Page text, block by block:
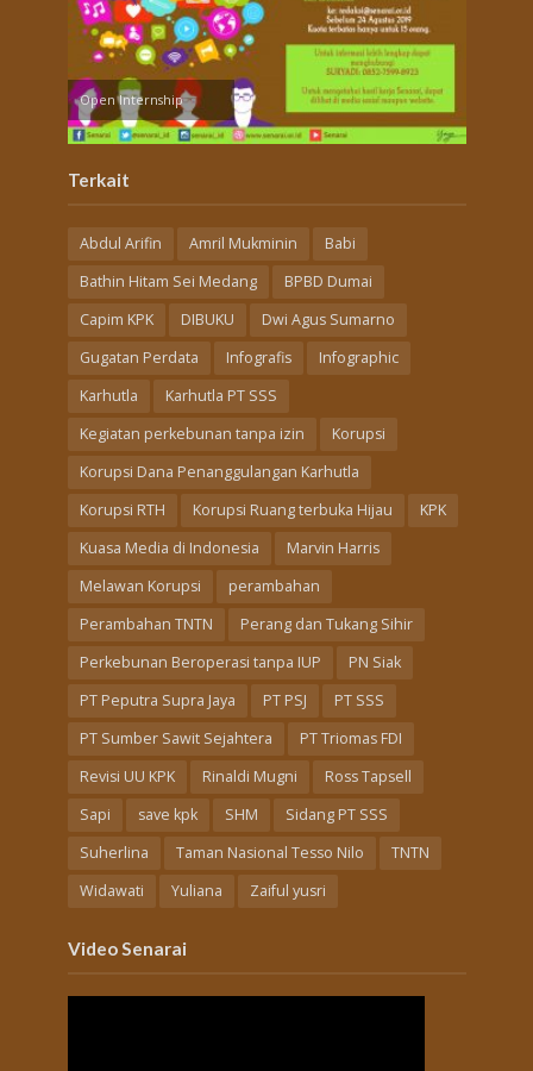
Open Internship
Terkait
Abdul Arifin Amril Mukminin
Babi
Bathin Hitam Sei Medang
BPBD Dumai
Capim KPK
DIBUKU
Dwi Agus Sumarno
Gugatan Perdata
Infografis
Infographic
Karhutla
Karhutla PT SSS
Kegiatan perkebunan tanpa izin
Korupsi
Korupsi Dana Penanggulangan Karhutla
Korupsi RTH
Korupsi Ruang terbuka Hijau
KPK
Kuasa Media di Indonesia
Marvin Harris
Melawan Korupsi
perambahan
Perambahan TNTN
Perang dan Tukang Sihir
Perkebunan Beroperasi tanpa IUP
PN Siak
PT Peputra Supra Jaya
PT PSJ
PT SSS
PT Sumber Sawit Sejahtera
PT Triomas FDI
Revisi UU KPK
Rinaldi Mugni
Ross Tapsell
Sapi
save kpk SHM
Sidang PT SSS
Suherlina
Taman Nasional Tesso Nilo
TNTN
Widawati
Yuliana Zaiful yusri
Video Senarai